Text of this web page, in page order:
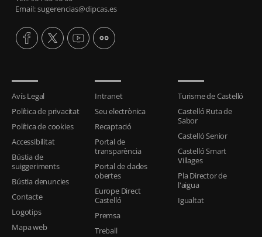
Email: sugerencias@dipcas.es
Avís Legal
Política de privacitat
Política de cookies
Accessibilitat
Bústia de
suiggeriments
Bústia denuncies
Contacte
Logotips
Mapa web
Intranet
Seu electrònica
Recaptació
Portal de
transparència
Portal de dades
obertes
Europe Direct
Castelló
Premsa
Treball
Turisme de Castelló
Castelló Ruta de
Sabor
Castelló Senior
Castelló Smart
Villages
Pla Director de
l'aigua
Igualtat